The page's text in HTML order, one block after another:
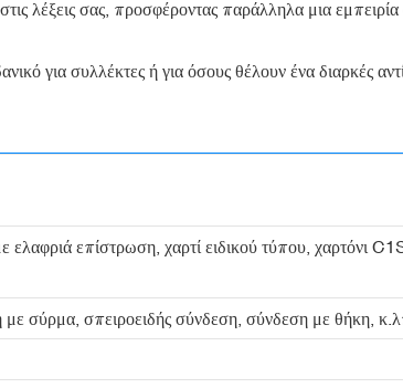
λέξεις σας, προσφέροντας παράλληλα μια
για συλλέκτες ή για όσους θέλουν ένα διαρκές
ελαφριά επίστρωση, χαρτί ειδικού τύπου, χαρτόνι
σύρμα, σπειροειδής σύνδεση, σύνδεση με θήκη,